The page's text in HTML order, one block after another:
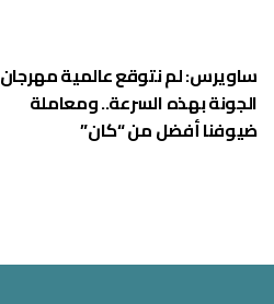
ساويرس: لم نتوقع عالمية مهرجان
الجونة بهذه السرعة.. ومعاملة
ضيوفنا أفضل من “كان”